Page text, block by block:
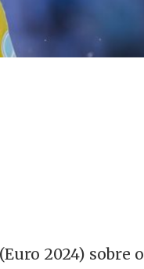
2024) sobre o